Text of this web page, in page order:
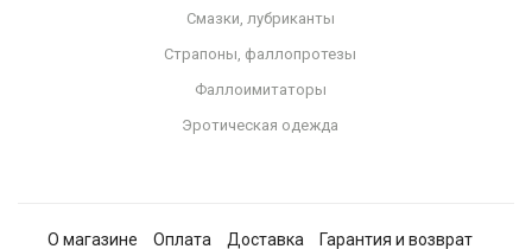
Смазки, лубриканты
Страпоны, фаллопротезы
Фаллоимитаторы
Эротическая одежда
О магазине Оплата Доставка
Гарантия и возврат